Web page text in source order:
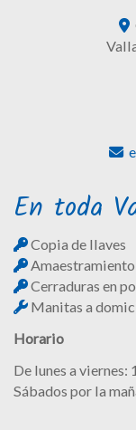
En toda
Copia de llaves
Cerraduras en
Manitas a
Horario
De lunes a viernes:
Sábados por la